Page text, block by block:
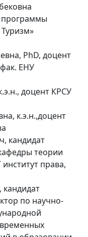
программы
PhD, доцент
ЕНУ
доцент КРСУ
к.э.н.,доцент
кандидат
теории
права,
по научно-